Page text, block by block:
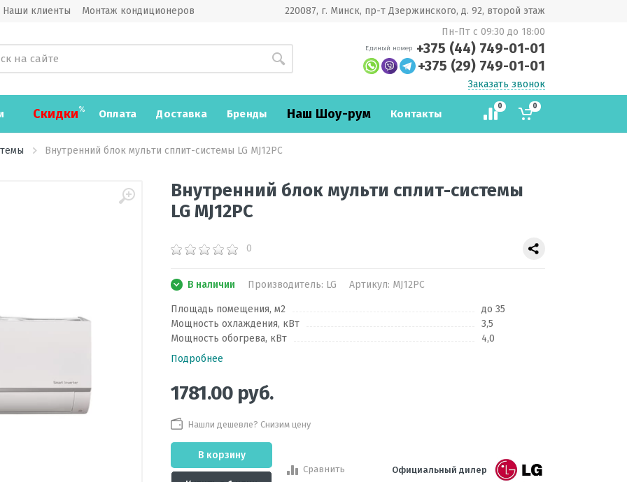
Наши клиенты Монтаж кондиционеров
220087, г. Минск, пр-т Дзержинского, д. 92, второй этаж
Пн-Пт с 09:30 до 18:00
Единый номер +375 (44) 749-01-01
+375 (29) 749-01-01
Заказать звонок
Скидки Оплата Доставка Бренды Наш Шоу-рум Контакты
0 0
Внутренний блок мульти сплит-системы LG MJ12PC
Внутренний блок мульти сплит-системы
LG MJ12PC
0
В наличии Производитель: LG Артикул: MJ12PC
Площадь помещения, м2
до 35
Мощность охлаждения, кВт
3,5
Мощность обогрева, кВт
4,0
Подробнее
1781.00 руб.
Нашли дешевле? Снизим цену
В корзину
Сравнить Официальный дилер